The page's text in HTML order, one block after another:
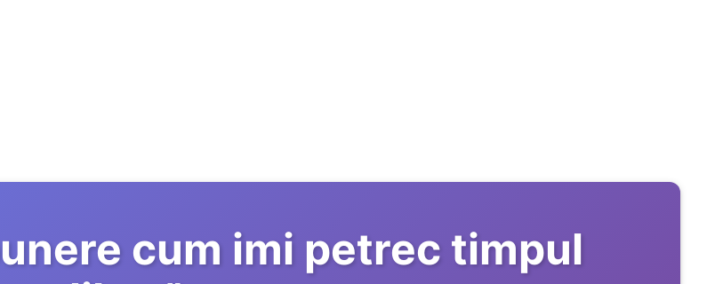
cum imi petrec timpul